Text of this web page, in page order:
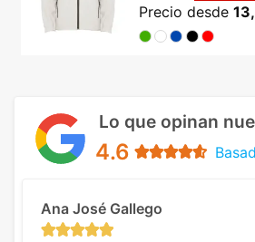
Precio desde
Lo que opinan
4.6
Ana José Gallego